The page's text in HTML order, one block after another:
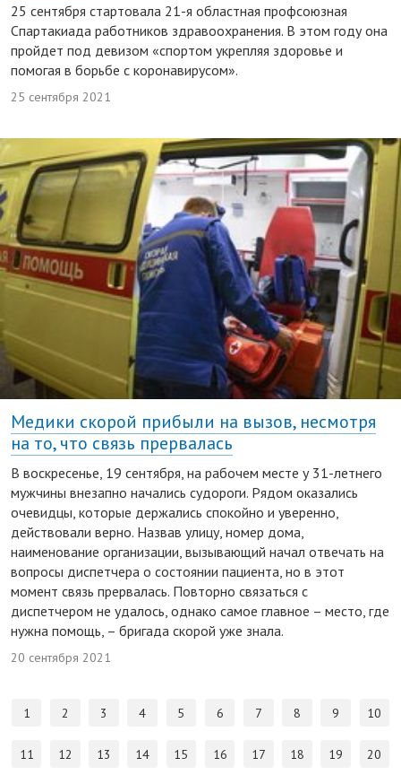
25 сентября стартовала 21-я областная профсоюзная
Спартакиада работников здравоохранения. В этом году она
пройдет под девизом «спортом укрепляя здоровье и
помогая в борьбе с коронавирусом».
25 сентября 2021
Медики скорой прибыли на вызов, несмотря
на то, что связь прервалась
В воскресенье, 19 сентября, на рабочем месте у 31-летнего
мужчины внезапно начались судороги. Рядом оказались
очевидцы, которые держались спокойно и уверенно,
действовали верно. Назвав улицу, номер дома,
наименование организации, вызывающий начал отвечать на
вопросы диспетчера о состоянии пациента, но в этот
момент связь прервалась. Повторно связаться с
диспетчером не удалось, однако самое главное – место, где
нужна помощь, – бригада скорой уже знала.
20 сентября 2021
1 2 3 4 5 6 7 8 9 10
11 12 13 14 15 16 17 18 19 20